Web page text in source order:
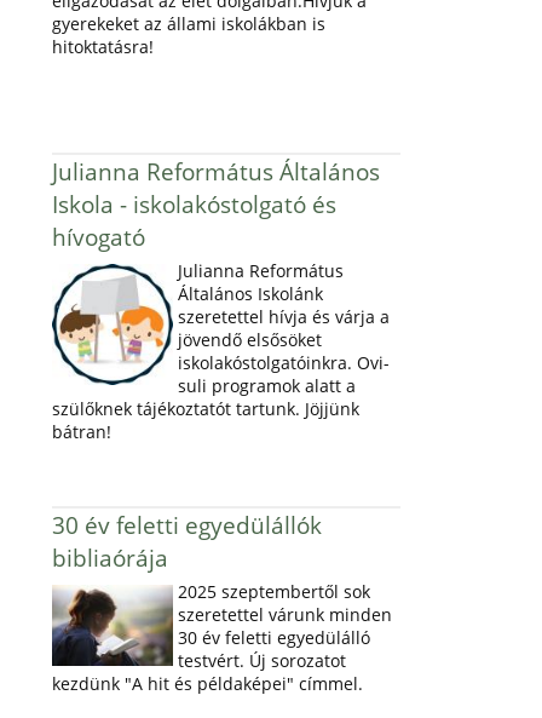
gyerekeket az állami iskolákban is
hitoktatásra!
Julianna Református Általános
Iskola - iskolakóstolgató és
hívogató
Julianna Református
Általános Iskolánk
szeretettel hívja és várja a
jövendő elsősöket
iskolakóstolgatóinkra. Ovi-
suli programok alatt a
szülőknek tájékoztatót tartunk. Jöjjünk
bátran!
30 év feletti egyedülállók
bibliaórája
2025 szeptembertől sok
szeretettel várunk minden
30 év feletti egyedülálló
testvért. Új sorozatot
kezdünk "A hit és példaképei" címmel.